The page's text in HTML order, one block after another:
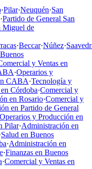
·Pilar·Neuquén·San
·Partido de General San
Miguel de
·Beccar·Núñez·
y Ventas en
·Operarios y
CABA·Tecnología y
Córdoba·Comercial y
en Rosario·Comercial y
en Partido de General
Operarios y Producción en
Pilar·Administración en
Salud en Buenos
·Administración en
·Finanzas en Buenos
·Comercial y Ventas en